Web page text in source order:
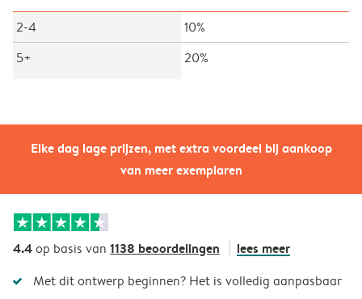
Elke dag lage prijzen, met extra voordeel bij aankoop
van meer exemplaren
2-4
10%
5+
20%
4.4op basis van 1138 beoordelingen lees meer
Met dit ontwerp beginnen? Het is volledig aanpasbaar